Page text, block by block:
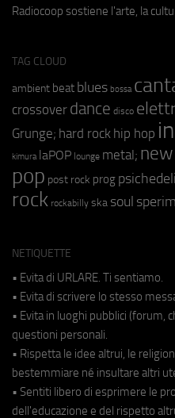
Radiocoop sostiene l'arte, la
TAG CLOUD
ambient beat blues bossa
crossover dance disco
Grunge; hard rock hip hop
kimura laPOP lounge metal;
pop post rock prog
rock rockabilly ska soul
NETIQUETTE
• Evita di URLARE. Ti sentiamo.
• Evita di scrivere lo stesso
• Evita in luoghi pubblici (forum,
questioni personali.
• Rispetta le idee altrui, le
bestemmiare né insultare altri
• Sentiti libero di esprimere le
dell'educazione e del rispetto